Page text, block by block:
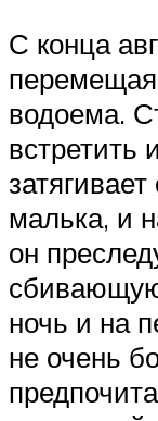
С конца
водоема.
встретить
малька, и
он
ночь и на
не очень